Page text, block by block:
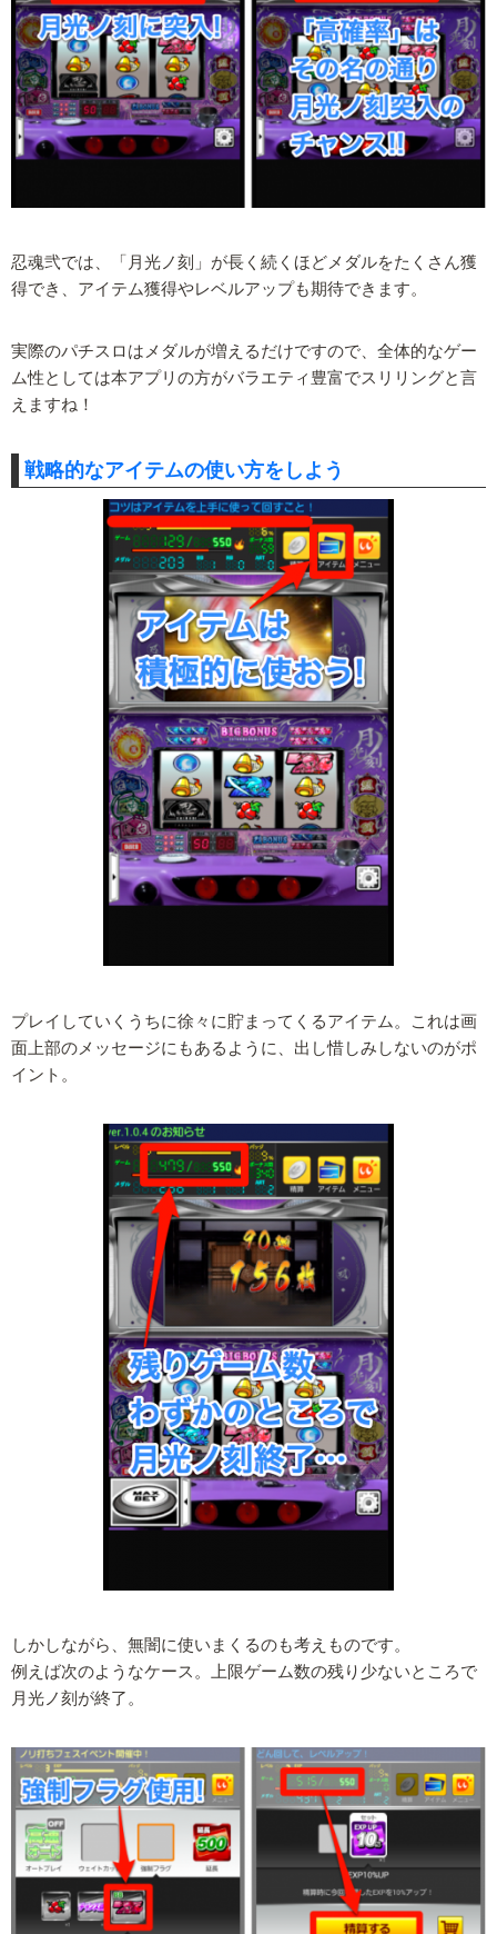
忍魂弐では、「月光ノ刻」が長く続くほどメダルをたくさん獲
得でき、アイテム獲得やレベルアップも期待できます。
実際のパチスロはメダルが増えるだけですので、全体的なゲー
ム性としては本アプリの方がバラエティ豊富でスリリングと言
えますね！
戦略的なアイテムの使い方をしよう
プレイしていくうちに徐々に貯まってくるアイテム。これは画
面上部のメッセージにもあるように、出し惜しみしないのがポ
イント。
しかしながら、無闇に使いまくるのも考えものです。
例えば次のようなケース。上限ゲーム数の残り少ないところで
月光ノ刻が終了。